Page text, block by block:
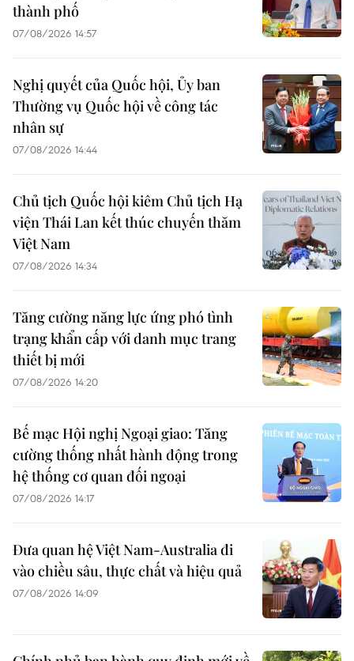
thành phố
07/08/2026 14:57
Nghị quyết của Quốc hội, Ủy ban
Thường vụ Quốc hội về công tác
nhân sự
07/08/2026 14:44
Chủ tịch Quốc hội kiêm Chủ tịch Hạ
viện Thái Lan kết thúc chuyến thăm
Việt Nam
07/08/2026 14:34
Tăng cường năng lực ứng phó tình
trạng khẩn cấp với danh mục trang
thiết bị mới
07/08/2026 14:20
Bế mạc Hội nghị Ngoại giao: Tăng
cường thống nhất hành động trong
hệ thống cơ quan đối ngoại
07/08/2026 14:17
Đưa quan hệ Việt Nam-Australia đi
vào chiều sâu, thực chất và hiệu quả
07/08/2026 14:09